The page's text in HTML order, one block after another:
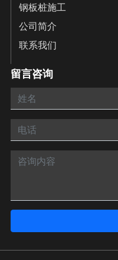
钢板桩施工
公司简介
联系我们
留言咨询